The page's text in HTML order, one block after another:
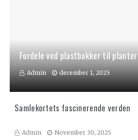
Fordele ved plastbakker til planter
Admin december 1, 2025
Samlekortets fascinerende verden
Admin November 30, 2025